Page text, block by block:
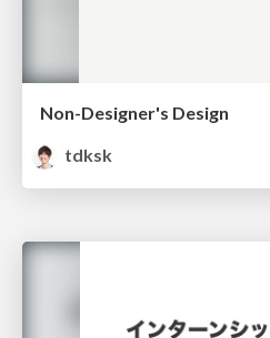
Non-Designer's Design
tdksk